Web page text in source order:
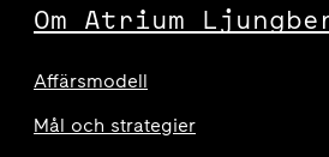
Om Atrium
Affärsmodell
Mål och strategier